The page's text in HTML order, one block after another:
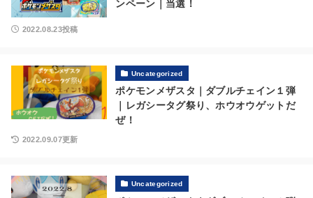
ンペーン｜当選！
2022.08.23投稿
Uncategorized
ポケモンメザスタ｜ダブルチェイン１弾
｜レガシータグ祭り、ホウオウゲットだ
ぜ！
2022.09.07更新
Uncategorized